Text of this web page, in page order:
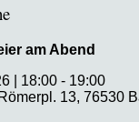
am Abend
18:00 - 19:00
13, 76530